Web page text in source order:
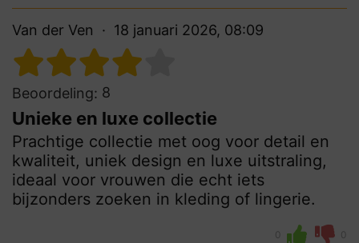
Van der Ven 18 januari 2026, 08:09
Beoordeling: 8
Unieke en luxe collectie
Prachtige collectie met oog voor detail en
kwaliteit, uniek design en luxe uitstraling,
ideaal voor vrouwen die echt iets
bijzonders zoeken in kleding of lingerie.
0 0